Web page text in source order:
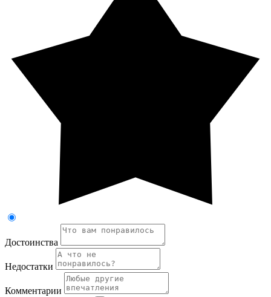
Достоинства
Недостатки
Комментарии